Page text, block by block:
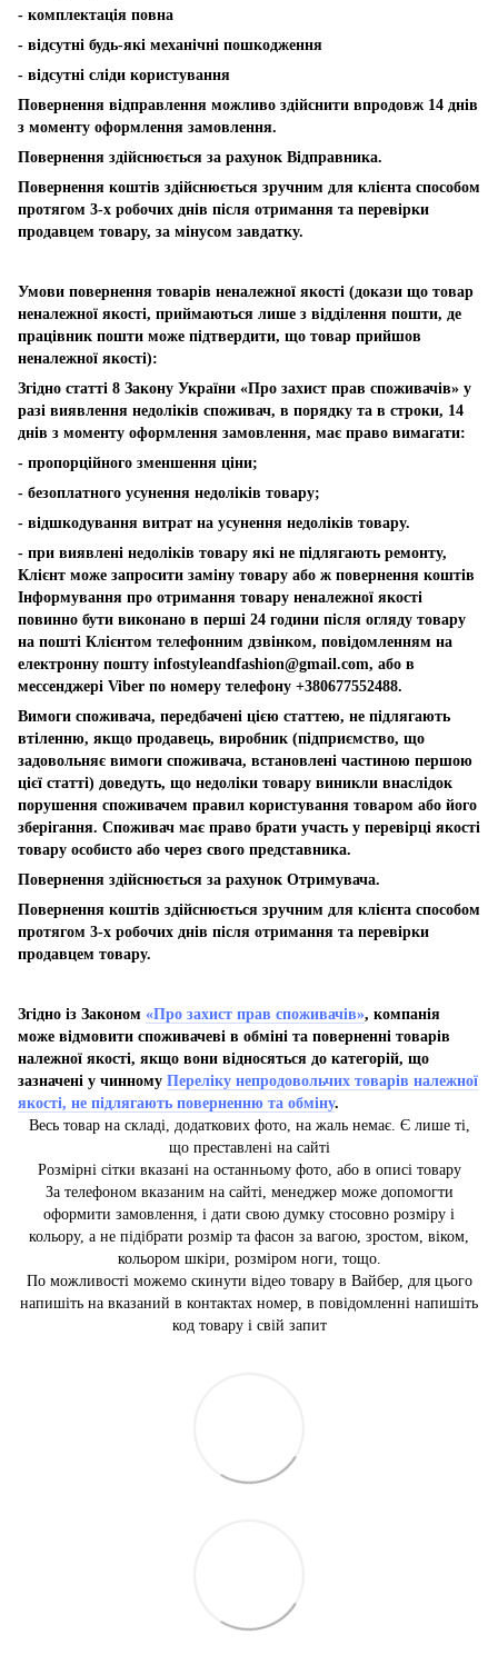
- комплектація повна
- відсутні будь-які механічні пошкодження
- відсутні сліди користування
Повернення відправлення можливо здійснити впродовж 14 днів
з моменту оформлення замовлення.
Повернення здійснюється за рахунок Відправника.
Повернення коштів здійснюється зручним для клієнта способом
протягом 3-х робочих днів після отримання та перевірки
продавцем товару, за мінусом завдатку.
Умови повернення товарів неналежної якості (докази що товар
неналежної якості, приймаються лише з відділення пошти, де
працівник пошти може підтвердити, що товар прийшов
неналежної якості):
Згідно статті 8 Закону України «Про захист прав споживачів» у
разі виявлення недоліків споживач, в порядку та в строки, 14
днів з моменту оформлення замовлення, має право вимагати:
- пропорційного зменшення ціни;
- безоплатного усунення недоліків товару;
- відшкодування витрат на усунення недоліків товару.
- при виявлені недоліків товару які не підлягають ремонту,
Клієнт може запросити заміну товару або ж повернення коштів
Інформування про отримання товару неналежної якості
повинно бути виконано в перші 24 години після огляду товару
на пошті Клієнтом телефонним дзвінком, повідомленням на
електронну пошту infostyleandfashion@gmail.com, або в
мессенджері Viber по номеру телефону +380677552488.
Вимоги споживача, передбачені цією статтею, не підлягають
втіленню, якщо продавець, виробник (підприємство, що
задовольняє вимоги споживача, встановлені частиною першою
цієї статті) доведуть, що недоліки товару виникли внаслідок
порушення споживачем правил користування товаром або його
зберігання. Споживач має право брати участь у перевірці якості
товару особисто або через свого представника.
Повернення здійснюється за рахунок Отримувача.
Повернення коштів здійснюється зручним для клієнта способом
протягом 3-х робочих днів після отримання та перевірки
продавцем товару.
Згідно із Законом «Про захист прав споживачів», компанія
може відмовити споживачеві в обміні та поверненні товарів
належної якості, якщо вони відносяться до категорій, що
зазначені у чинному Переліку непродовольчих товарів належної
якості, не підлягають поверненню та обміну.
Весь товар на складі, додаткових фото, на жаль немає. Є лише ті,
що преставлені на сайті
Розмірні сітки вказані на останньому фото, або в описі товару
За телефоном вказаним на сайті, менеджер може допомогти
оформити замовлення, і дати свою думку стосовно розміру і
кольору, а не підібрати розмір та фасон за вагою, зростом, віком,
кольором шкіри, розміром ноги, тощо.
По можливості можемо скинути відео товару в Вайбер, для цього
напишіть на вказаний в контактах номер, в повідомленні напишіть
код товару і свій запит